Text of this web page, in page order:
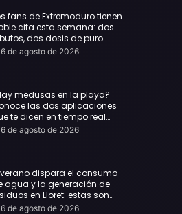
fans de Extremoduro tienen
cita esta semana: dos
dos dosis de puro
de la mano del Clon
6 de agosto de 2026
medusas en la playa?
las dos aplicaciones
te dicen en tiempo real
bañarte con
6 de agosto de 2026
verano dispara el consumo
agua y la generación de
en Lloret: estas son
cifras que deja el turismo
6 de agosto de 2026